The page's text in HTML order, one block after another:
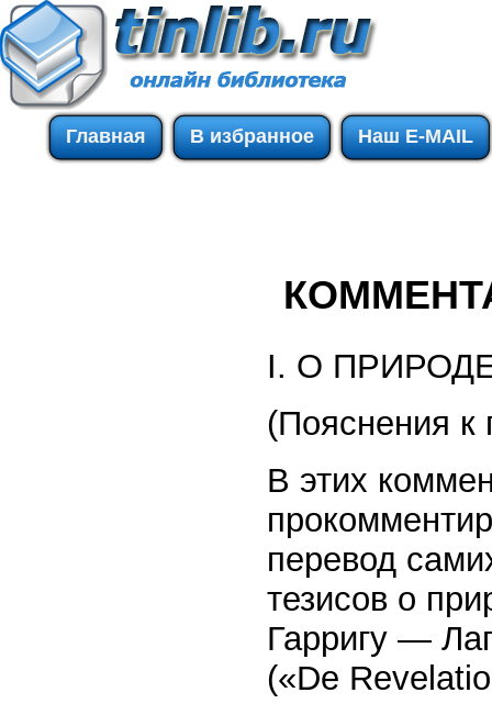
Главная В избранное Наш E-MAIL
I. О
(Пояснения к
В этих
перевод
тезисов о
Гарригу —
(«De